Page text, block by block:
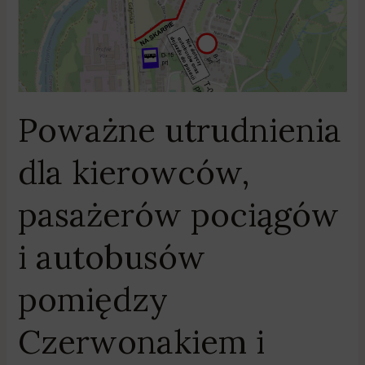
Poważne utrudnienia
dla kierowców,
pasażerów pociągów
i autobusów
pomiędzy
Czerwonakiem i